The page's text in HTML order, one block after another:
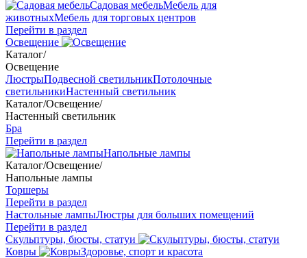
Садовая мебельМебель для
животныхМебель для торговых центров
Перейти в раздел
Освещение
Каталог/
Освещение
ЛюстрыПодвесной светильникПотолочные
светильникиНастенный светильник
Каталог/Освещение/
Настенный светильник
Бра
Перейти в раздел
Напольные лампы
Каталог/Освещение/
Напольные лампы
Торшеры
Перейти в раздел
Настольные лампыЛюстры для больших помещений
Перейти в раздел
Скульптуры, бюсты, статуи
Ковры
Здоровье, спорт и красота